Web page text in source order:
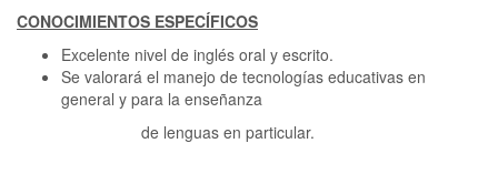
CONOCIMIENTOS ESPECÍFICOS
Excelente nivel de inglés oral y escrito.
Se valorará el manejo de tecnologías educativas en
general y para la enseñanza
de lenguas en particular.